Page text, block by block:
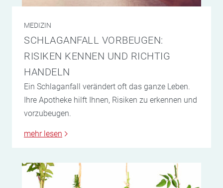
MEDIZIN
SCHLAGANFALL VORBEUGEN:
RISIKEN KENNEN UND RICHTIG
HANDELN
Ein Schlaganfall verändert oft das ganze Leben.
Ihre Apotheke hilft Ihnen, Risiken zu erkennen und
vorzubeugen.
mehr lesen